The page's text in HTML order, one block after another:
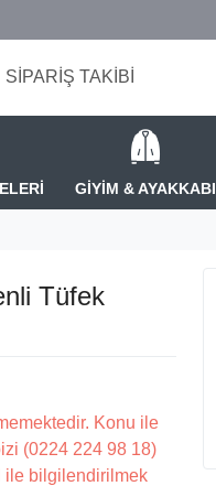
SİPARİŞ TAKİBİ
GİYİM & AYAKKABI
Tüfek
Konu ile
(0224 224 98 18)
ile bilgilendirilmek